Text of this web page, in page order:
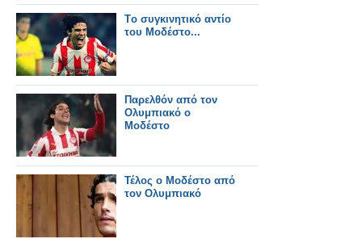
Tο συγκινητικό αντίο
του Μοδέστο...
Παρελθόν από τον
Ολυμπιακό ο
Μοδέστο
Τέλος ο Μοδέστο από
τον Ολυμπιακό